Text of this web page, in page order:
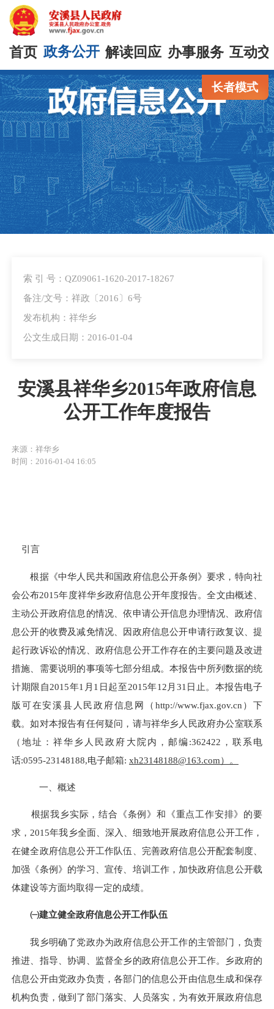
首页 政务公开 解读回应 办事服务 互动
长者模式
索 引 号：QZ09061-1620-2017-18267
备注/文号：祥政〔2016〕6号
发布机构：祥华乡
公文生成日期：2016-01-04
安溪县祥华乡2015年政府信息
公开工作年度报告
来源：祥华乡
时间：2016-01-04 16:05
引言
根据《中华人民共和国政府信息公开条例》要求，特向社
会公布2015年度祥华乡政府信息公开年度报告。全文由概述、
主动公开政府信息的情况、依申请公开信息办理情况、政府信
息公开的收费及减免情况、因政府信息公开申请行政复议、提
起行政诉讼的情况、政府信息公开工作存在的主要问题及改进
措施、需要说明的事项等七部分组成。本报告中所列数据的统
计期限自2015年1月1日起至2015年12月31日止。本报告电子
版可在安溪县人民政府信息网（ http://www.fjax.gov.cn ）下
载。如对本报告有任何疑问，请与祥华乡人民政府办公室联系
（地址：祥华乡人民政府大院内，邮编:362422，联系电
话:0595-23148188,电子邮箱: xh23148188@163.com）。
一、概述
根据我乡实际，结合《条例》和《重点工作安排》的要
求， 2015年我乡全面、深入、细致地开展政府信息公开工作，
在健全政府信息公开工作队伍、完善政府信息公开配套制度、
加强《条例》的学习、宣传、培训工作，加快政府信息公开载
体建设等方面均取得一定的成绩。
㈠建立健全政府信息公开工作队伍
我乡明确了党政办为政府信息公开工作的主管部门，负责
推进、指导、协调、监督全乡的政府信息公开工作。 乡政府的
信息公开由党政办负责，各部门的信息公开由信息生成和保存
机构负责，做到了部门落实、人员落实，为有效开展政府信息